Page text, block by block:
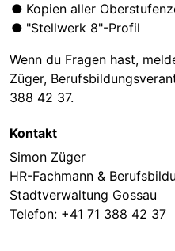
Kopien aller
"Stellwerk 8"-Profil
Wenn du Fragen hast,
Züger,
388 42 37.
Kontakt
Simon Züger
HR-Fachmann &
Stadtverwaltung Gossau
Telefon: +41 71 388 42 37